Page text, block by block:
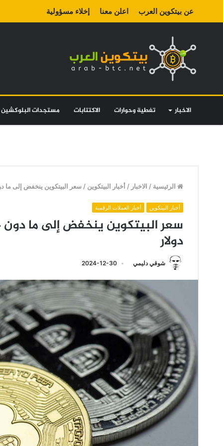
عن بيتكوين العرب اعلن معنا إخلاء مسؤولية
الاخبار تغطية وحوارات الاكتتابات مستجدات البلوكشين
الرئيسية / الاخبار / أخبار البيتكوين / سعر البيتكوين ينخفض إلى ما دون 94 ألف دولار والريبل يتراجع نحو
أخبار البيتكوين أخبار العملات الرقمية
دولار
شوقي دليمي 2024-12-30